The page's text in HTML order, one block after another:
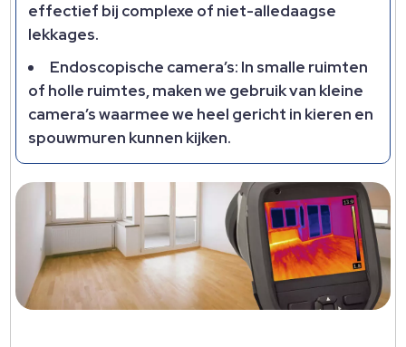
effectief bij complexe of niet-alledaagse
lekkages.​
Endoscopische camera’s: In smalle ruimten
of holle ruimtes, maken we gebruik van kleine
camera’s waarmee we heel gericht in kieren en
spouwmuren kunnen kijken.​